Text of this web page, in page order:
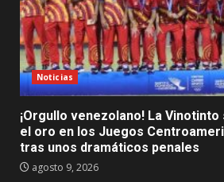
Noticias
¡Orgullo venezolano! La
el oro en los Juegos
tras unos dramáticos penales
agosto 9, 2026